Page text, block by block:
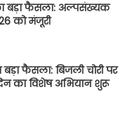
बड़ा फैसला: अल्पसंख्यक
को मंजूरी
फैसला: बिजली चोरी पर
का विशेष अभियान शुरू